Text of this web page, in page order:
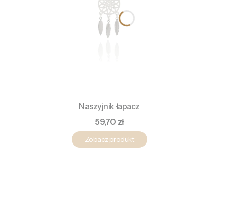
Naszyjnik łapacz
Cena
59,70 zł
Zobacz produkt